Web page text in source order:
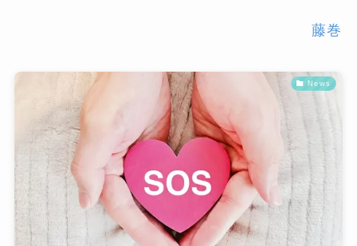
藤巻
News